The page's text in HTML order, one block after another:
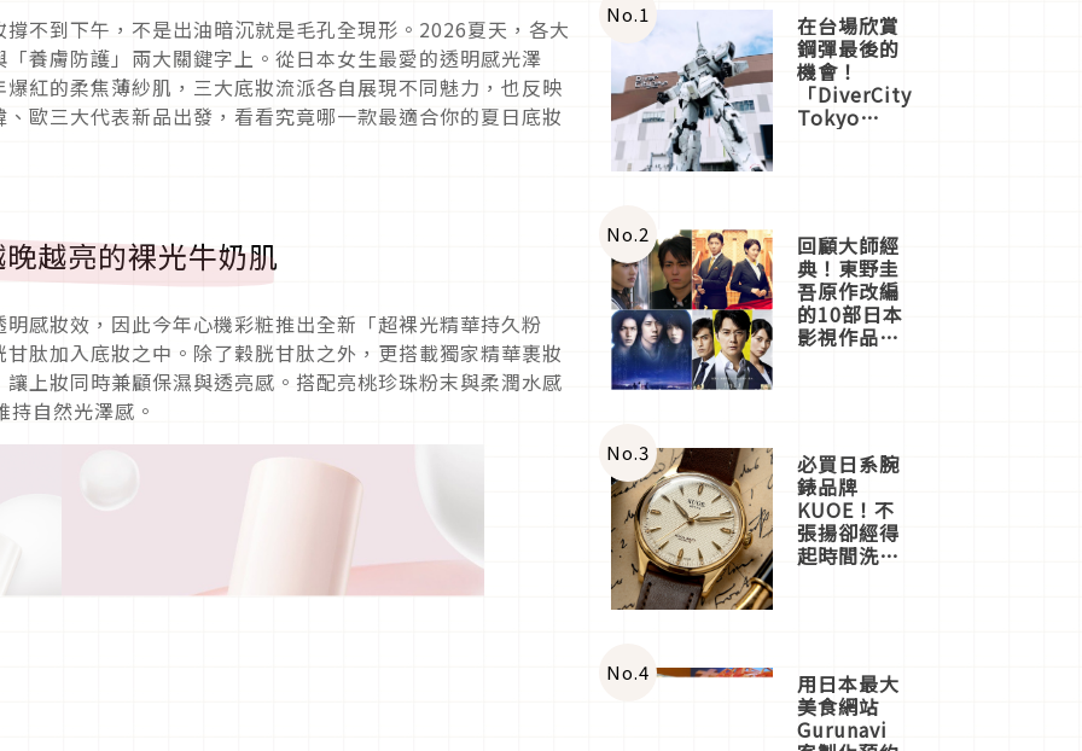
不到下午，不是出油暗沉就是毛孔全現形。2026夏天，各大
養膚防護」兩大關鍵字上。從日本女生最愛的透明感光澤
紅的柔焦薄紗肌，三大底妝流派各自展現不同魅力，也反映
歐三大代表新品出發，看看究竟哪一款最適合你的夏日底妝
越亮的裸光牛奶肌
感妝效，因此今年心機彩粧推出全新「超裸光精華持久粉
肽加入底妝之中。除了穀胱甘肽之外，更搭載獨家精華裹妝
上妝同時兼顧保濕與透亮感。搭配亮桃珍珠粉末與柔潤水感
自然光澤感。
No.1 在台場欣賞
鋼彈最後的
機會！
「DiverCity
Tokyo
體驗
No.2 回顧大師經
典！東野圭
吾原作改編
的10部日本
影視作品推
No.3 必買日系腕
錶品牌
KUOE！不
張揚卻經得
起時間洗鍊
No.4 用日本最大
美食網站
Gurunavi